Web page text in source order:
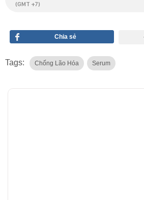
(GMT +7)
Chia sẻ
Tags: Chống Lão Hóa Serum